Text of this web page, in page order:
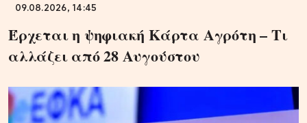
09.08.2026, 14:45
Έρχεται η ψηφιακή Κάρτα Αγρότη – Τι
αλλάζει από 28 Αυγούστου